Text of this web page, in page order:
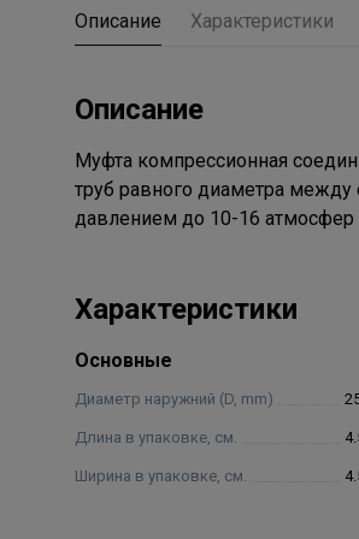
Описание Характеристики
Описание
Муфта компрессионная
труб равного диаметра между
давлением до 10-16 атмосфер
Характеристики
Основные
Диаметр наружний (D, mm)
Длина в упаковке, см.
Ширина в упаковке, см.